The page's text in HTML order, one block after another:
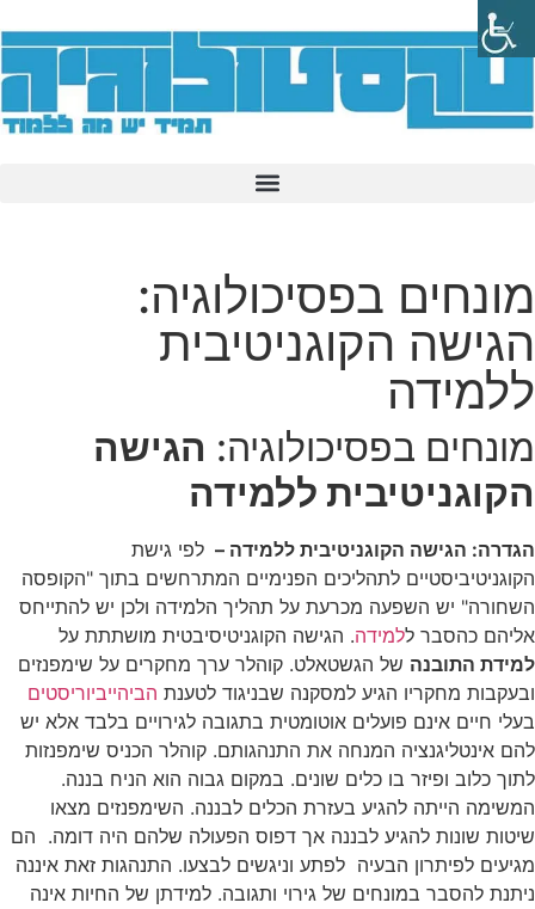
מונחים בפסיכולוגיה:
הגישה הקוגניטיבית
ללמידה
מונחים בפסיכולוגיה: הגישה
הקוגניטיבית ללמידה
הגדרה: הגישה הקוגניטיבית ללמידה – לפי גישת
הקוגניטיביסטיים לתהליכים הפנימיים המתרחשים בתוך "הקופסה
השחורה" יש השפעה מכרעת על תהליך הלמידה ולכן יש להתייחס
אליהם כהסבר ללמידה. הגישה הקוגניטיסיבטית מושתתת על
למידת התובנה של הגשטאלט. קוהלר ערך מחקרים על שימפנזים
ובעקבות מחקריו הגיע למסקנה שבניגוד לטענת הביהייביוריסטים
בעלי חיים אינם פועלים אוטומטית בתגובה לגירויים בלבד אלא יש
להם אינטליגנציה המנחה את התנהגותם. קוהלר הכניס שימפנזות
לתוך כלוב ופיזר בו כלים שונים. במקום גבוה הוא הניח בננה.
המשימה הייתה להגיע בעזרת הכלים לבננה. השימפנזים מצאו
שיטות שונות להגיע לבננה אך דפוס הפעולה שלהם היה דומה. הם
מגיעים לפיתרון הבעיה לפתע וניגשים לבצעו. התנהגות זאת איננה
ניתנת להסבר במונחים של גירוי ותגובה. למידתן של החיות אינה